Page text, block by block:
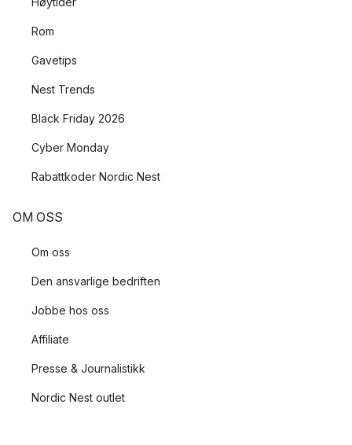
Rom
Gavetips
Nest Trends
Black Friday 2026
Cyber Monday
Rabattkoder Nordic Nest
OM OSS
Om oss
Den ansvarlige bedriften
Jobbe hos oss
Affiliate
Presse & Journalistikk
Nordic Nest outlet